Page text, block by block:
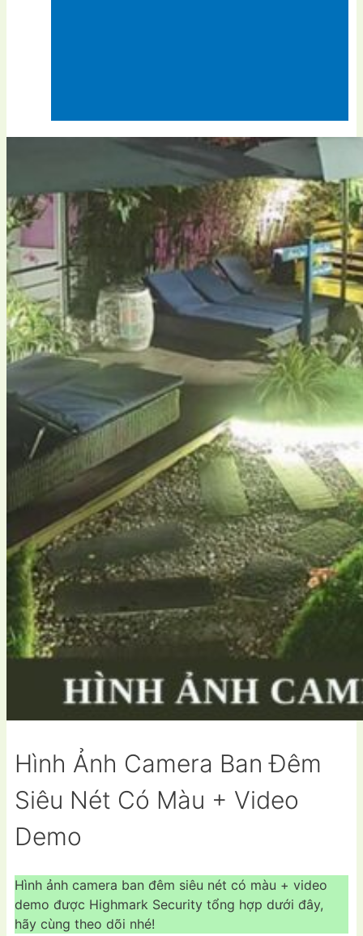
Hình Ảnh Camera Ban Đêm
Siêu Nét Có Màu + Video
Demo
Hình ảnh camera ban đêm siêu nét có màu + video
demo được Highmark Security tổng hợp dưới đây,
hãy cùng theo dõi nhé!